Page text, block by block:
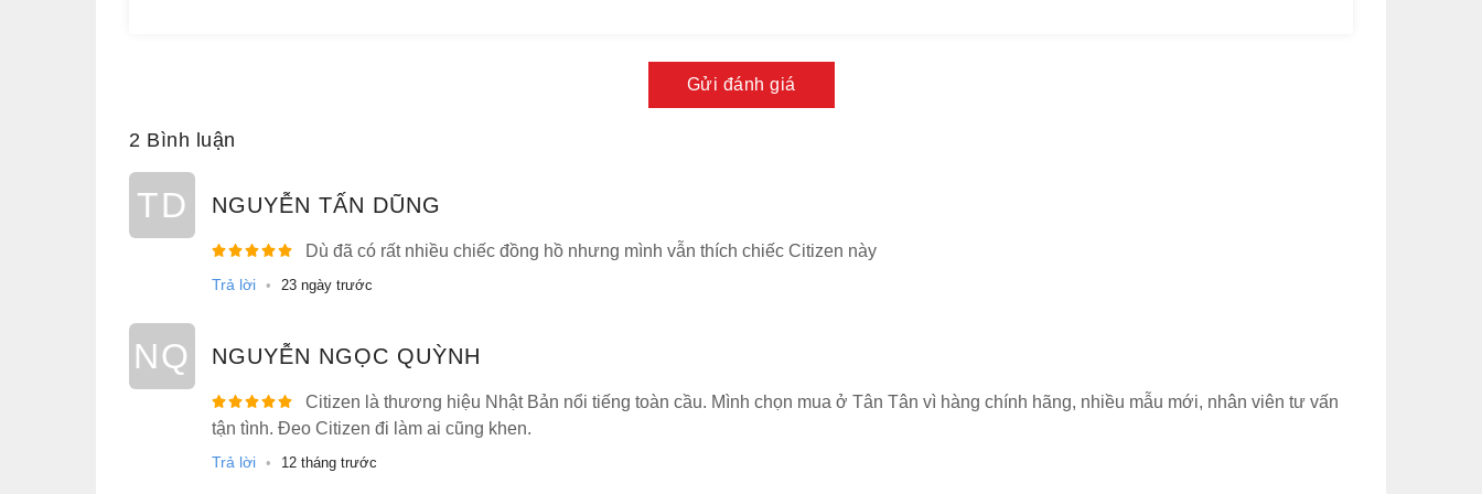
đập hay rung lắc. Điều này giúp đồng hồ duy trì độ ổn định cao trong quá trình vận hành.
Sự kết hợp giữa độ bền, khả năng bảo vệ và tính thẩm mỹ đã đưa bộ vỏ trở thành một trong những yếu tố
4. Sự liền mạch tinh xảo trên từng mắt xích dây đeo
Phần dây đeothép không gỉ
được thiết kế theo dạng mắt xích ngang to bản, tạo cảm giác ôm tay chắc
chắn và thoải mái tuyệt đối – đặc trưng của đồng hồ dây kim loại nam. Các mắt xích được gia công tỉ mỉ,
đảm bảo độ liên kết chặt chẽ nhưng vẫn giữ được sự linh hoạt cần thiết.
máy, tạo nên một tổng thể liền mạch. Khi đeo trên tay, người dùng có thể cảm nhận rõ sự chắc chắn nhưng
không hề nặng nề, nhờ vào việc phân bổ trọng lượng hợp lý.
Bề mặt dây được hoàn thiện kết hợp giữa đánh bóng và chải xước, giúp tăng tính thẩm mỹ đồng thời hạn
chế lộ vết trầy xước nhỏ trong quá trình sử dụng. Đây là yếu tố quan trọng đối với những ai thường xuyên
Gửi đánh giá
2 Bình luận
TD NGUYỄN TẤN DŨNG
Dù đã có rất nhiều chiếc đồng hồ nhưng mình vẫn thích chiếc Citizen này
Trả lời • 23 ngày trước
NQ NGUYỄN NGỌC QUỲNH
Citizen là thương hiệu Nhật Bản nổi tiếng toàn cầu. Mình chọn mua ở Tân Tân vì hàng chính hãng, nhiều mẫu mới, nhân viên tư vấn
tận tình. Đeo Citizen đi làm ai cũng khen.
Trả lời • 12 tháng trước